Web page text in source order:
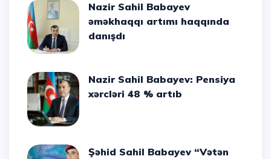
Nazir Sahil Babayev
əməkhaqqı artımı haqqında
danışdı
Nazir Sahil Babayev: Pensiya
xərcləri 48 % artıb
Şəhid Sahil Babayev “Vətən